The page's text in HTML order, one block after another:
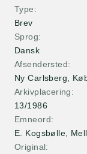
Type
Brev
Sprog
Dansk
Afsendersted
Ny Carlsberg
Arkivplacering
13/1986
Emneord
E. Kogsbølle,
Original